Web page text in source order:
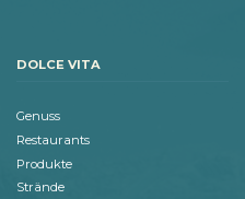
DOLCE VITA
Genuss
Restaurants
Produkte
Strände